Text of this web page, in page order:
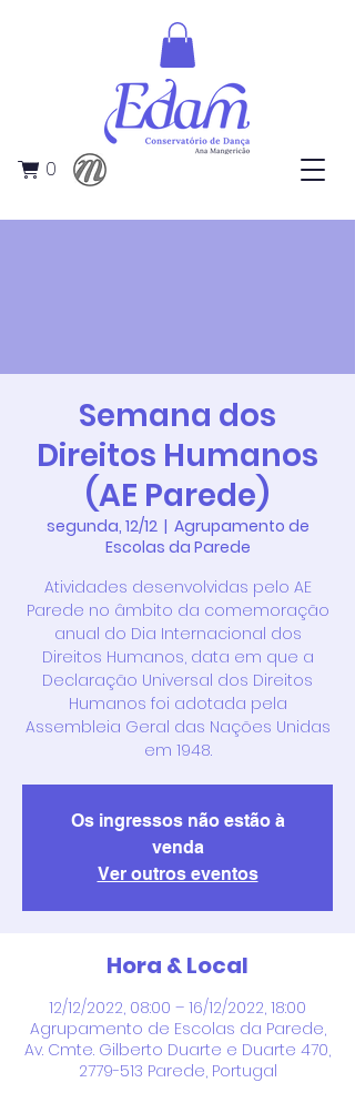
0
Semana dos
Direitos Humanos
(AE Parede)
segunda, 12/12
  |
Agrupamento de
Escolas da Parede
Atividades desenvolvidas pelo AE
Parede no âmbito da comemoração
anual do Dia Internacional dos
Direitos Humanos, data em que a
Declaração Universal dos Direitos
Humanos foi adotada pela
Assembleia Geral das Nações Unidas
em 1948.
Os ingressos não estão à
venda
Ver outros eventos
Hora & Local
12/12/2022, 08:00 – 16/12/2022, 18:00
Agrupamento de Escolas da Parede,
Av. Cmte. Gilberto Duarte e Duarte 470,
2779-513 Parede, Portugal